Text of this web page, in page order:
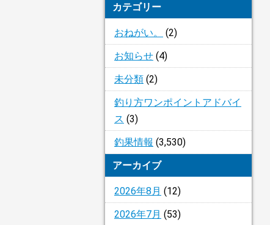
カテゴリー
おねがい。
(2)
お知らせ (4)
未分類 (2)
釣り方ワンポイントアドバイ
ス (3)
釣果情報 (3,530)
アーカイブ
2026年8月 (12)
2026年7月 (53)